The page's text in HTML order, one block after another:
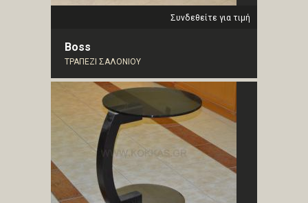
Συνδεθείτε για τιμή
Boss
ΤΡΑΠΕΖΙ ΣΑΛΟΝΙΟΥ